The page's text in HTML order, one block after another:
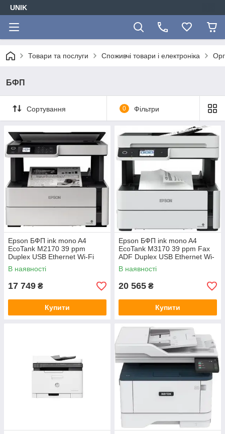
UNIK
Товари та послуги Споживчі товари і електроніка
БФП
Сортування 0 Фільтри
Epson БФП ink mono A4
EcoTank M2170 39 ppm
Duplex USB Ethernet Wi-Fi
Pigment
В наявності
17 749 ₴
Купити
Epson БФП ink mono A4
EcoTank M3170 39 ppm Fax
ADF Duplex USB Ethernet Wi-
Fi Pigment
В наявності
20 565 ₴
Купити